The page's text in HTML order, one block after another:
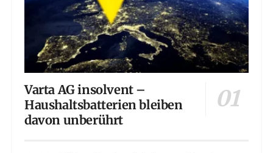
Varta AG insolvent –
Haushaltsbatterien bleiben
davon unberührt